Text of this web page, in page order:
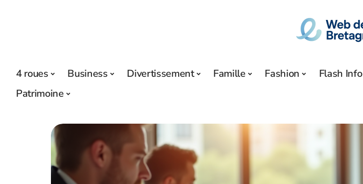
4 roues Business Divertissement Famille Fashion Flash Info
Patrimoine